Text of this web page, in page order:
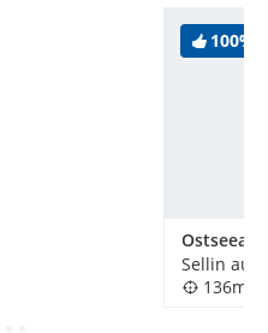
100%
Sellin auf
136m